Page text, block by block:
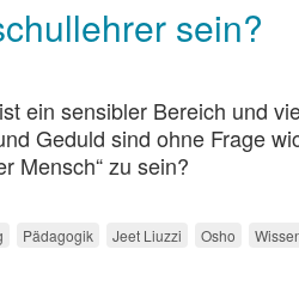
sein?
ein sensibler Bereich und
Geduld sind ohne Frage
Mensch“ zu sein?
Pädagogik Jeet Liuzzi Osho